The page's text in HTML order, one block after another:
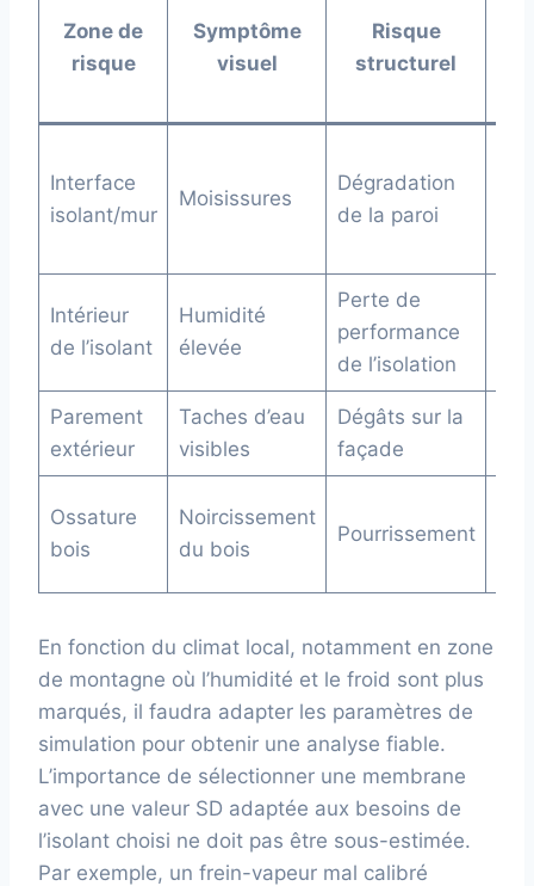
Zone de
risque
Symptôme
visuel
Risque
structurel
Interface
isolant/mur
Moisissures
Dégradation
de la paroi
Intérieur
de l’isolant
Humidité
élevée
Perte de
performance
de l’isolation
Parement
extérieur
Taches d’eau
visibles
Dégâts sur la
façade
Ossature
bois
Noircissement
du bois
Pourrissement
En fonction du climat local, notamment en zone
de montagne où l’humidité et le froid sont plus
marqués, il faudra adapter les paramètres de
simulation pour obtenir une analyse fiable.
L’importance de sélectionner une membrane
avec une valeur SD adaptée aux besoins de
l’isolant choisi ne doit pas être sous-estimée.
Par exemple, un frein-vapeur mal calibré